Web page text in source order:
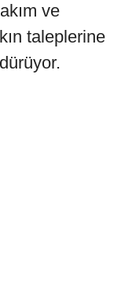
ve
taleplerine